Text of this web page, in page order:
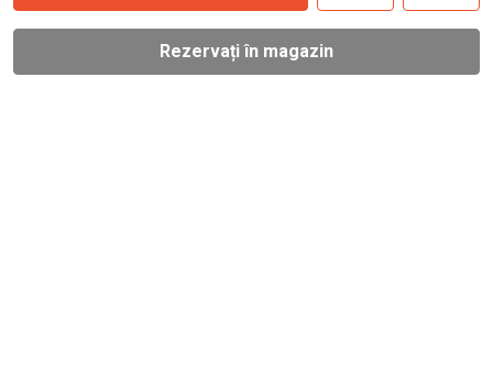
Rezervați în magazin